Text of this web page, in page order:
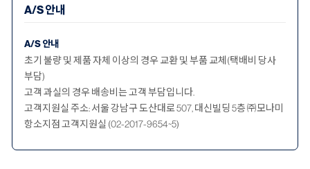
A/S 안내
A/S 안내
초기 불량 및 제품 자체 이상의 경우 교환 및 부품 교체(택배비 당사
부담)
고객 과실의 경우 배송비는 고객 부담입니다.
고객지원실 주소: 서울 강남구 도산대로 507, 대신빌딩 5층 ㈜모나미
항소지점 고객지원실 (02-2017-9654~5)